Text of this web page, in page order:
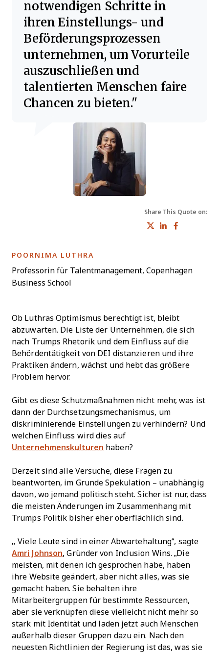
notwendigen Schritte in
ihren Einstellungs- und
Beförderungsprozessen
unternehmen, um Vorurteile
auszuschließen und
talentierten Menschen faire
Chancen zu bieten.
Share This Quote on:
Share on
Share
POORNIMA LUTHRA
Professorin für Talentmanagement, Copenhagen
Business School
Ob Luthras Optimismus berechtigt ist, bleibt
abzuwarten. Die Liste der Unternehmen, die sich
nach Trumps Rhetorik und dem Einfluss auf die
Behördentätigkeit von DEI distanzieren und ihre
Praktiken ändern, wächst und hebt das größere
Problem hervor.
Gibt es diese Schutzmaßnahmen nicht mehr, was ist
dann der Durchsetzungsmechanismus, um
diskriminierende Einstellungen zu verhindern? Und
welchen Einfluss wird dies auf
Unternehmenskulturen haben?
Derzeit sind alle Versuche, diese Fragen zu
beantworten, im Grunde Spekulation – unabhängig
davon, wo jemand politisch steht. Sicher ist nur, dass
die meisten Änderungen im Zusammenhang mit
Trumps Politik bisher eher oberflächlich sind.
„Viele Leute sind in einer Abwartehaltung“, sagte
Amri Johnson, Gründer von Inclusion Wins. „Die
meisten, mit denen ich gesprochen habe, haben
ihre Website geändert, aber nicht alles, was sie
gemacht haben. Sie behalten ihre
Mitarbeitergruppen für bestimmte Ressourcen,
aber sie verknüpfen diese vielleicht nicht mehr so
stark mit Identität und laden jetzt auch Menschen
außerhalb dieser Gruppen dazu ein. Nach den
neuesten Richtlinien der Regierung ist das, was sie